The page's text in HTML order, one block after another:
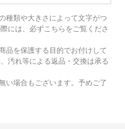
種類や大きさによって文字がつ
には、必ずこちらをご覧くださ
品を保護する目的でお付けして
汚れ等による返品・交換は承る
い場合もございます。予めご了